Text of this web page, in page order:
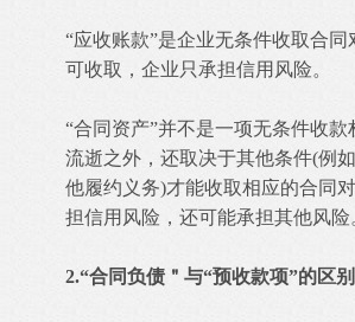
“应收账款”是企业无条件收取合
可收取，企业只承担信用风险。
“合同资产”并不是一项无条件收
流逝之外，还取决于其他条件(例
他履约义务)才能收取相应的合同
担信用风险，还可能承担其他风险
2.“合同负债＂与“预收款项”的区别